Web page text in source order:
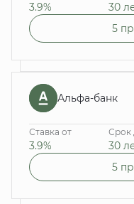
3.9% 30
5
Альфа-банк
Ставка от
3.9%
Срок
30
5